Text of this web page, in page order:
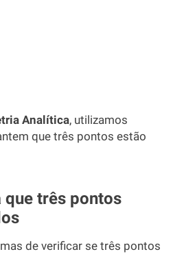
Analítica, utilizamos
que três pontos estão
que três pontos
de verificar se três pontos